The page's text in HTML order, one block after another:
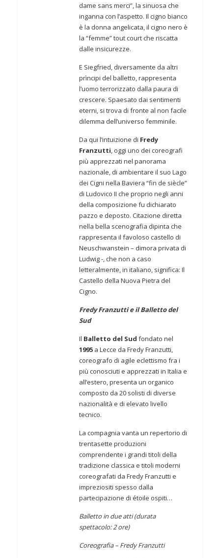
dame sans merci”, la sinuosa che
inganna con l’aspetto. Il cigno bianco
è la donna angelicata, il cigno nero è
la “femme” tout court che riscatta
dalle insicurezze.
E Siegfried, diversamente da altri
prìncipi del balletto, rappresenta
l’uomo terrorizzato dalla paura di
crescere. Spaesato dai sentimenti
eterni, si trova di fronte al non facile
dilemma dell’universo femminile.
Da qui l’intuizione di Fredy
Franzutti, oggi uno dei coreografi
più apprezzati nel panorama
nazionale, di ambientare il suo Lago
dei Cigni nella Baviera “fin de siècle”
di Ludovico II che proprio negli anni
della composizione fu dichiarato
pazzo e deposto. Citazione diretta
nella bella scenografia dipinta che
rappresenta il favoloso castello di
Neuschwanstein – dimora privata di
Ludwig -, che non a caso
letteralmente, in italiano, significa: Il
Castello della Nuova Pietra del
Cigno.
Fredy Franzutti e il Balletto del
Sud
Il Balletto del Sud fondato nel
1995 a Lecce da Fredy Franzutti,
coreografo di agile eclettismo fra i
più conosciuti e apprezzati in Italia e
all’estero, presenta un organico
composto da 20 solisti di diverse
nazionalità e di elevato livello
tecnico.
La compagnia vanta un repertorio di
trentasette produzioni
comprendente i grandi titoli della
tradizione classica e titoli moderni
coreografati da Fredy Franzutti e
impreziositi spesso dalla
partecipazione di étoile ospiti…
Balletto in due atti (durata
spettacolo: 2 ore)
Coreografia – Fredy Franzutti